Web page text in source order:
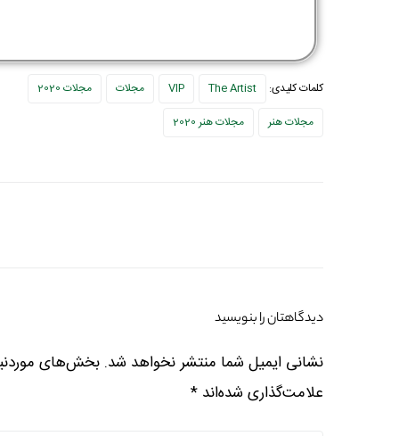
کلمات کلیدی: The Artist
VIP مجلات
مجلات 2020
مجلات هنر
مجلات هنر 2020
دیدگاهتان را بنویسید
نشانی ایمیل شما منتشر نخواهد شد. بخش‌های
علامت‌گذاری شده‌اند *